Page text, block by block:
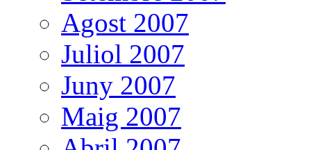
Agost 2007
Juliol 2007
Juny 2007
Maig 2007